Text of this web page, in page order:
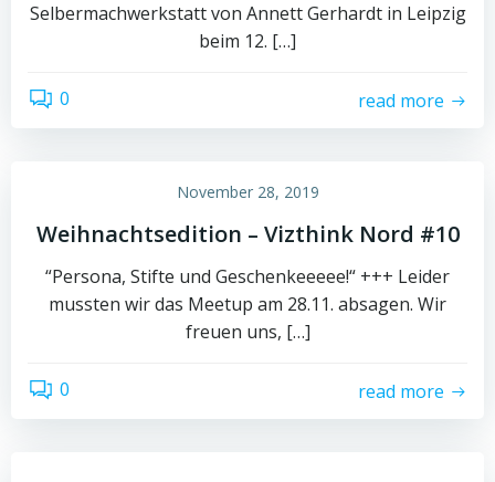
Selbermachwerkstatt von Annett Gerhardt in Leipzig
beim 12. […]
0 read more
November 28, 2019
Weihnachtsedition – Vizthink Nord #10
“Persona, Stifte und Geschenkeeeee!“ +++ Leider
mussten wir das Meetup am 28.11. absagen. Wir
freuen uns, […]
0 read more